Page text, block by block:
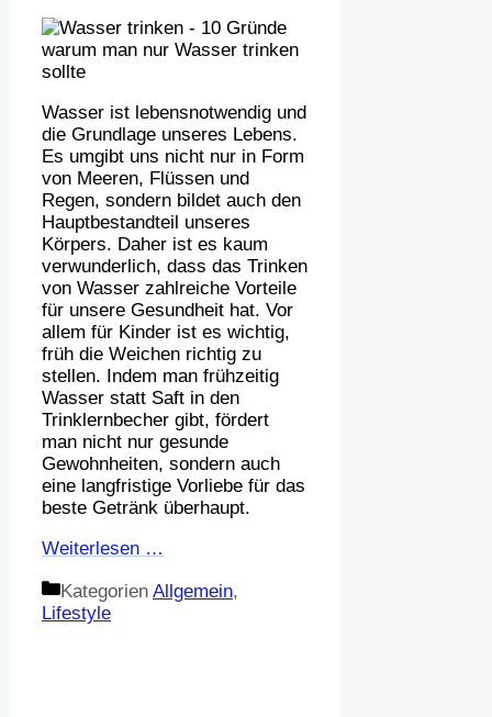
Wasser ist lebensnotwendig und
die Grundlage unseres Lebens.
Es umgibt uns nicht nur in Form
von Meeren, Flüssen und
Regen, sondern bildet auch den
Hauptbestandteil unseres
Körpers. Daher ist es kaum
verwunderlich, dass das Trinken
von Wasser zahlreiche Vorteile
für unsere Gesundheit hat. Vor
allem für Kinder ist es wichtig,
früh die Weichen richtig zu
stellen. Indem man frühzeitig
Wasser statt Saft in den
Trinklernbecher gibt, fördert
man nicht nur gesunde
Gewohnheiten, sondern auch
eine langfristige Vorliebe für das
beste Getränk überhaupt.
Weiterlesen …
Kategorien Allgemein,
Lifestyle